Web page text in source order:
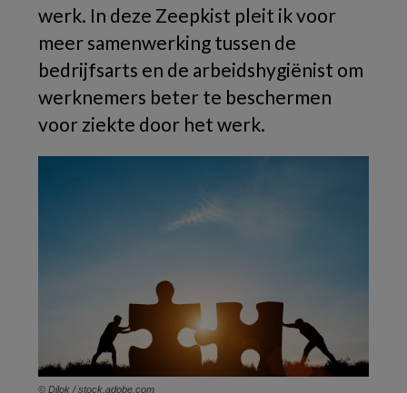
werk. In deze Zeepkist pleit ik voor
meer samenwerking tussen de
bedrijfsarts en de arbeidshygiënist om
werknemers beter te beschermen
voor ziekte door het werk.
© Dilok / stock.adobe.com